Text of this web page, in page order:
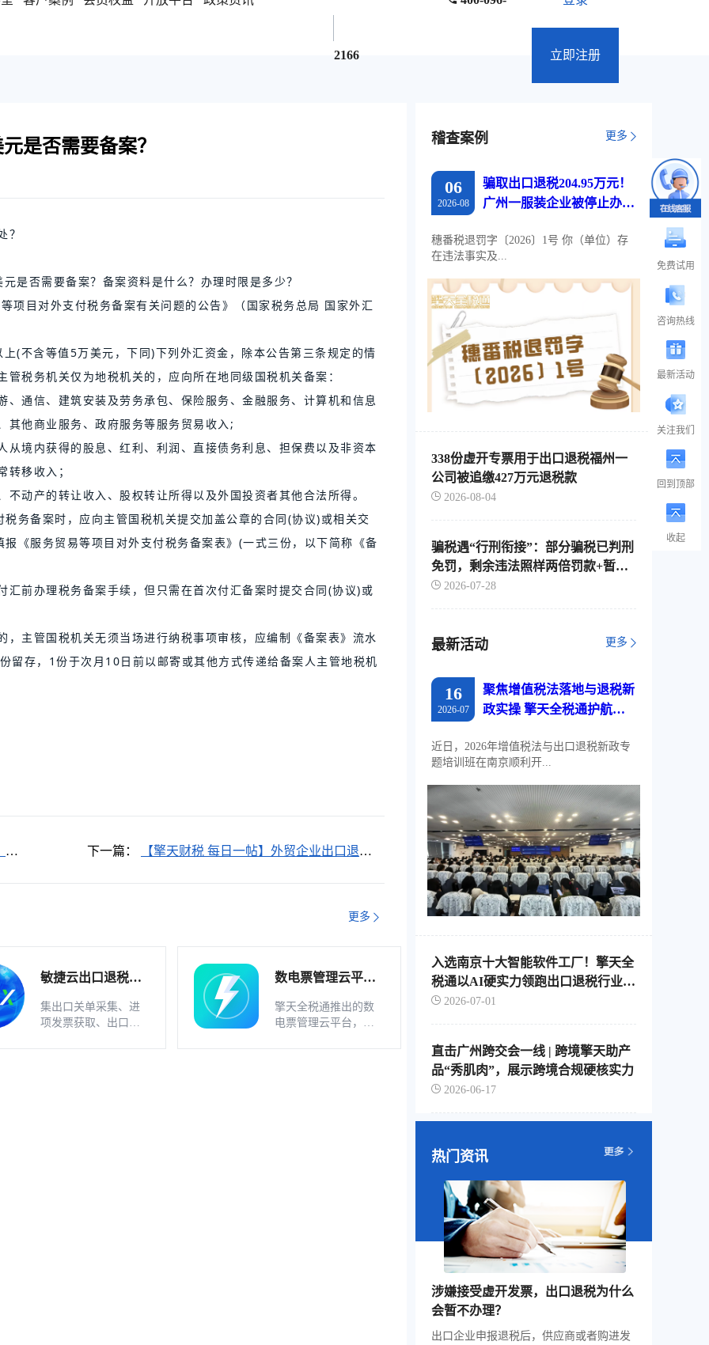
2166 立即注册
是否需要备案？
？
是否需要备案？备案资料是什么？办理时限是多少？
项目对外支付税务备案有关问题的公告》（国家税务总局 国家外汇
(不含等值5万美元，下同)下列外汇资金，除本公告第三条规定的情
税务机关仅为地税机关的，应向所在地同级国税机关备案：
、通信、建筑安装及劳务承包、保险服务、金融服务、计算机和信息
其他商业服务、政府服务等服务贸易收入;
从境内获得的股息、红利、利润、直接债务利息、担保费以及非资本
移收入；
不动产的转让收入、股权转让所得以及外国投资者其他合法所得。
务备案时，应向主管国税机关提交加盖公章的合同(协议)或相关交
《服务贸易等项目对外支付税务备案表》(一式三份，以下简称《备
汇前办理税务备案手续，但只需在首次付汇备案时提交合同(协议)或
主管国税机关无须当场进行纳税事项审核，应编制《备案表》流水
留存，1份于次月10日前以邮寄或其他方式传递给备案人主管地税机
出
下一篇：
【擎天财税 每日一帖】外贸企业出口退税
更多
敏捷云出口退税申
集出口关单采集、进
项发票获取、出口发
数电票管理云平台
业
擎天全税通推出的数
电票管理云平台，是
稽查案例 更多
06
2026-08
骗取出口退税204.95万元！
广州一服装企业被停止办理
穗番税退罚字〔2026〕1号 你（单位）存
在违法事实及...
338份虚开专票用于出口退税福州一
公司被追缴427万元退税款
2026-08-04
骗税遇“行刑衔接”：部分骗税已判刑
免罚，剩余违法照样两倍罚款+暂停
出口退税
2026-07-28
最新活动 更多
16
2026-07
聚焦增值税法落地与退税新
政实操 擎天全税通护航江
近日，2026年增值税法与出口退税新政专
题培训班在南京顺利开...
入选南京十大智能软件工厂！擎天全
税通以AI硬实力领跑出口退税行业智
能化转型
2026-07-01
直击广州跨交会一线 | 跨境擎天助产
品“秀肌肉”，展示跨境合规硬核实力
2026-06-17
热门资讯
涉嫌接受虚开发票，出口退税为什么
会暂不办理？
出口企业申报退税后，供应商或者购进发
免费试用
咨询热线
最新活动
关注我们
回到顶部
收起